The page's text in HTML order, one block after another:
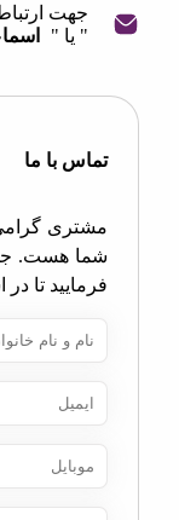
جهت ارتباط با این
" یا " اسماعیل
با ما
گرامی؛ تیم ما،
هست. جهت ارتباط
تا در اسرع